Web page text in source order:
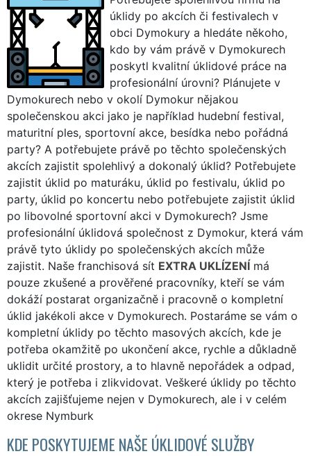
úklidy po akcích či festivalech v
obci Dymokury a hledáte někoho,
kdo by vám právě v Dymokurech
poskytl kvalitní úklidové práce na
profesionální úrovni? Plánujete v
Dymokurech nebo v okolí Dymokur nějakou
společenskou akci jako je například hudební festival,
maturitní ples, sportovní akce, besídka nebo pořádná
party? A potřebujete právě po těchto společenských
akcích zajistit spolehlivý a dokonalý úklid? Potřebujete
zajistit úklid po maturáku, úklid po festivalu, úklid po
party, úklid po koncertu nebo potřebujete zajistit úklid
po libovolné sportovní akci v Dymokurech? Jsme
profesionální úklidová společnost z Dymokur, která vám
právě tyto úklidy po společenských akcích může
zajistit. Naše franchisová sít EXTRA UKLÍZENÍ má
pouze zkušené a prověřené pracovníky, kteří se vám
dokáží postarat organizačně i pracovně o kompletní
úklid jakékoli akce v Dymokurech. Postaráme se vám o
kompletní úklidy po těchto masových akcích, kde je
potřeba okamžitě po ukončení akce, rychle a důkladně
uklidit určité prostory, a to hlavně nepořádek a odpad,
který je potřeba i zlikvidovat. Veškeré úklidy po těchto
akcích zajišťujeme nejen v Dymokurech, ale i v celém
okrese Nymburk
KDE POSKYTUJEME NAŠE ÚKLIDOVÉ SLUŽBY